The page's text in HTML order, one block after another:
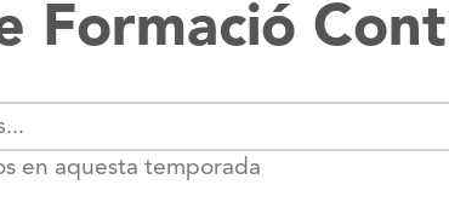
Formació
en aquesta temporada